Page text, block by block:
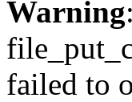
Warning:
failed to